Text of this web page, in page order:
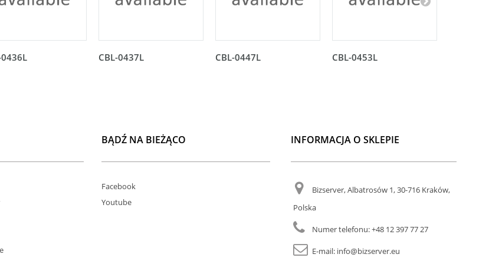
0436L CBL-0437L CBL-0447L CBL-0453L
BĄDŹ NA BIEŻĄCO
Facebook
Youtube
INFORMACJA O SKLEPIE
Bizserver, Albatrosów 1, 30-716 Kraków,
Polska
Numer telefonu:+48 12 397 77 27
E-mail: info@bizserver.eu